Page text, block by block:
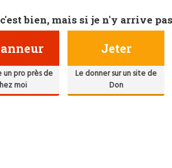
bien, mais si je n'y arrive
un pro près de
moi
Jeter
Le donner sur un site de
Don